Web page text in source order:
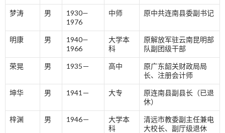
梦涛 男
1930—
1976
中师 原中共连南县委副书记
明康 男
1940—
1966
大学本
科
原解放军驻云南昆明部
队副团级干部
荣晃 男 1935－ 高中
原广东韶关财政局局
长、注册会计师
坤华 男 1941－ 大专
原连南县副县长（已退
休）
梓渊 男 1946－
大学本
科
清远市教委副主任兼电
大校长、副厅级退休